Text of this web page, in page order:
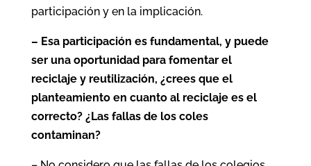
participación y en la implicación.
– Esa participación es fundamental, y puede
ser una oportunidad para fomentar el
reciclaje y reutilización, ¿crees que el
planteamiento en cuanto al reciclaje es el
correcto? ¿Las fallas de los coles
contaminan?